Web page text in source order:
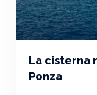
La cisterna
Ponza